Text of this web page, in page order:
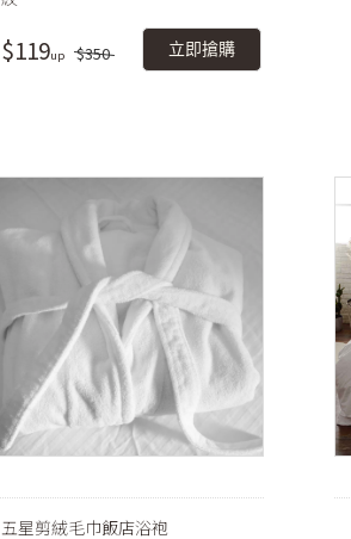
$119 $350 立即搶購
五星剪絨毛巾飯店浴袍